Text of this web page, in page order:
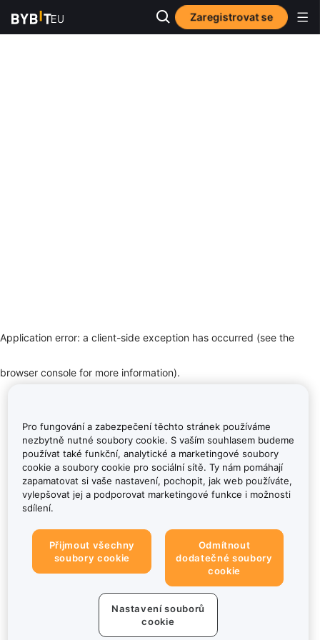
Zaregistrovat se
Application error: a client-side exception has occurred (see the
browser console for more information).
Pro fungování a zabezpečení těchto stránek používáme
nezbytně nutné soubory cookie. S vaším souhlasem budeme
používat také funkční, analytické a marketingové soubory
cookie a soubory cookie pro sociální sítě. Ty nám pomáhají
zapamatovat si vaše nastavení, pochopit, jak web používáte,
vylepšovat jej a podporovat marketingové funkce i možnosti
sdílení.
Přijmout všechny
soubory cookie
Odmítnout
dodatečné soubory
cookie
Nastavení souborů
cookie